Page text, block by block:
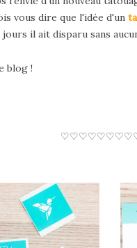
vous dire que l'idée d'un
il ait disparu sans
blog !